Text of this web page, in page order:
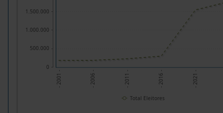
- 2001 - - 2006 - - 2011 - - 2016 - - 2021 -
0
500.000
1.000.000
1.500.000
Total Eleitores